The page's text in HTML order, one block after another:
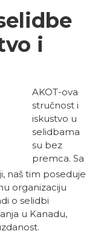
i
AKOT-ova
stručnost i
iskustvo u
selidbama
su bez
premca. Sa
naš tim poseduje
organizaciju
o selidbi
u Kanadu,